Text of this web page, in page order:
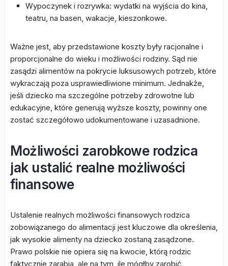
Wypoczynek i rozrywka: wydatki na wyjścia do kina,
teatru, na basen, wakacje, kieszonkowe.
Ważne jest, aby przedstawione koszty były racjonalne i
proporcjonalne do wieku i możliwości rodziny. Sąd nie
zasądzi alimentów na pokrycie luksusowych potrzeb, które
wykraczają poza usprawiedliwione minimum. Jednakże,
jeśli dziecko ma szczególne potrzeby zdrowotne lub
edukacyjne, które generują wyższe koszty, powinny one
zostać szczegółowo udokumentowane i uzasadnione.
Możliwości zarobkowe rodzica
jak ustalić realne możliwości
finansowe
Ustalenie realnych możliwości finansowych rodzica
zobowiązanego do alimentacji jest kluczowe dla określenia,
jak wysokie alimenty na dziecko zostaną zasądzone.
Prawo polskie nie opiera się na kwocie, którą rodzic
faktycznie zarabia, ale na tym, ile mógłby zarobić,